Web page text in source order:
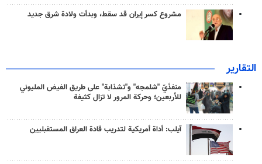
مشروع كسر إيران قد سقط، وبدأت ولادة شرق جديد
التقارير
منفذَيّ "شلمجه" و"تشذابة" على طريق الفيض المليوني
للأربعين؛ وحركة المرور لا تزال كثيفة
آيلب: أداة أمريكية لتدريب قادة العراق المستقبليين